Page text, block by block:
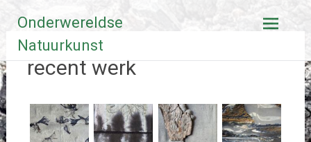
naar
inhoud
Onderwereldse
Natuurkunst
recent werk